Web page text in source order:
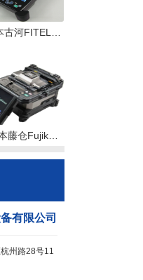
古河FITEL…
藤仓Fujik…
有限公司
州路28号11